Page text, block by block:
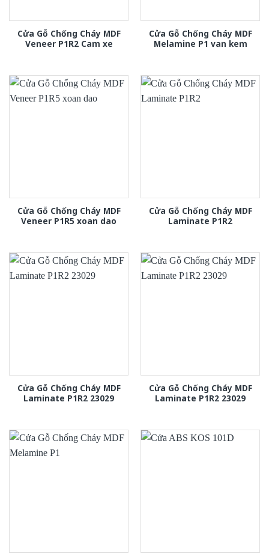
Cửa Gỗ Chống Cháy MDF
Veneer P1R2 Cam xe
Cửa Gỗ Chống Cháy MDF
Melamine P1 van kem
Cửa Gỗ Chống Cháy MDF
Veneer P1R5 xoan dao
Cửa Gỗ Chống Cháy MDF
Laminate P1R2
Cửa Gỗ Chống Cháy MDF
Laminate P1R2 23029
Cửa Gỗ Chống Cháy MDF
Laminate P1R2 23029